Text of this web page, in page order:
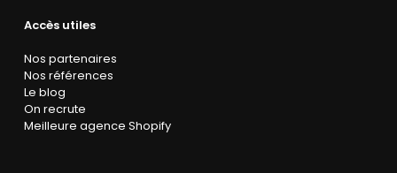
Accès utiles
Nos partenaires
Nos références
Le blog
On recrute
Meilleure agence Shopify